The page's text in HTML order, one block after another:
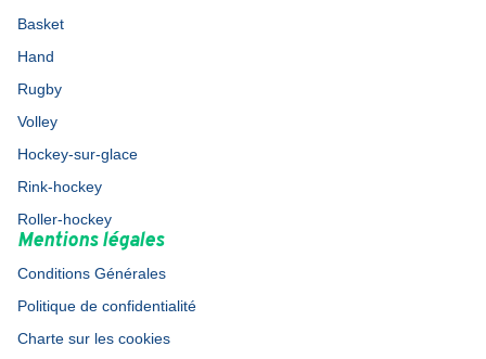
Basket
Hand
Rugby
Volley
Hockey-sur-glace
Rink-hockey
Roller-hockey
Mentions légales
Conditions Générales
Politique de confidentialité
Charte sur les cookies